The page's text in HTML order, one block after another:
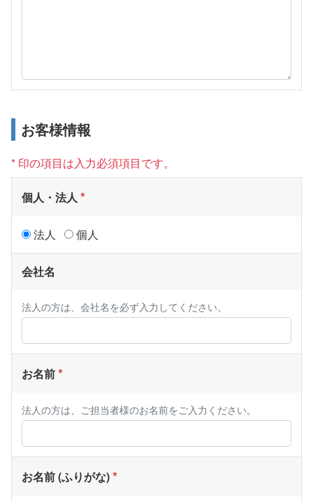
お客様情報
* 印の項目は入力必須項目です。
個人・法人
法人 個人
会社名
法人の方は、会社名を必ず入力してください。
お名前
法人の方は、ご担当者様のお名前をご入力ください。
お名前 (ふりがな)